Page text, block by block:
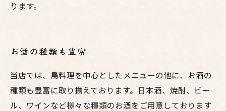
ります。
お酒の種類も豊富
当店では、鳥料理を中心としたメニューの他に、お酒の
種類も豊富に取り揃えております。日本酒、焼酎、ビー
ル、ワインなど様々な種類のお酒をご用意しております